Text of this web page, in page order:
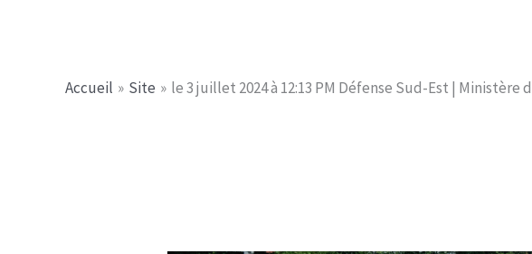
Accueil Site le 3 juillet 2024 à 12:13 PM Défense Sud-Est | Ministère